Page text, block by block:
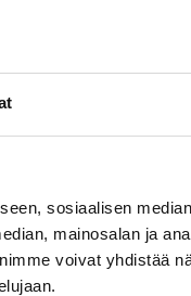
sosiaalisen
mainosalan ja
voivat yhdistää